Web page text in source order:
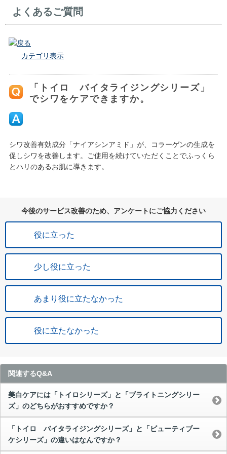
よくあるご質問
戻る
カテゴリ表示
「トイロ バイタライジングシリーズ」
でシワをケアできますか。
シワ改善有効成分「ナイアシンアミド」が、コラーゲンの生成を
促しシワを改善します。ご使用を続けていただくことでふっくら
とハリのあるお肌に導きます。
今後のサービス改善のため、アンケートにご協力ください
役に立った
少し役に立った
あまり役に立たなかった
役に立たなかった
関連するQ&A
美白ケアには「トイロシリーズ」と「ブライトニングシリー
ズ」のどちらがおすすめですか？
「トイロ バイタライジングシリーズ」と「ビューティブー
ケシリーズ」の違いはなんですか？